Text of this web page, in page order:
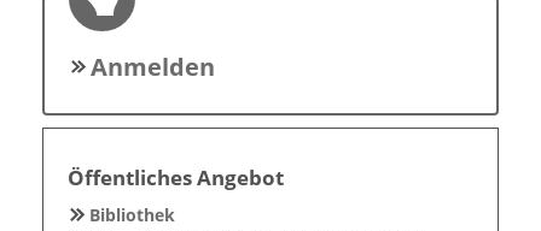
Anmelden
Öffentliches Angebot
Bibliothek